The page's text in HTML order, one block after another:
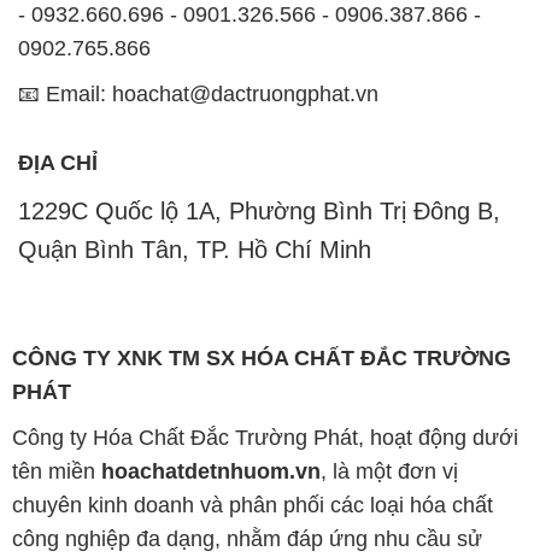
- 0932.660.696 - 0901.326.566 - 0906.387.866 -
0902.765.866
📧 Email: hoachat@dactruongphat.vn
ĐỊA CHỈ
1229C Quốc lộ 1A, Phường Bình Trị Đông B,
Quận Bình Tân, TP. Hồ Chí Minh
CÔNG TY XNK TM SX HÓA CHẤT ĐẮC TRƯỜNG
PHÁT
Công ty Hóa Chất Đắc Trường Phát, hoạt động dưới
tên miền hoachatdetnhuom.vn, là một đơn vị
chuyên kinh doanh và phân phối các loại hóa chất
công nghiệp đa dạng, nhằm đáp ứng nhu cầu sử